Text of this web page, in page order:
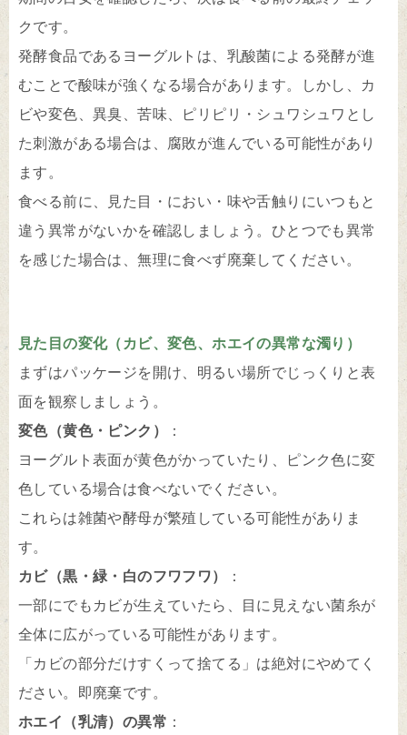
クです。
発酵食品であるヨーグルトは、乳酸菌による発酵が進
むことで酸味が強くなる場合があります。しかし、カ
ビや変色、異臭、苦味、ピリピリ・シュワシュワとし
た刺激がある場合は、腐敗が進んでいる可能性があり
ます。
食べる前に、見た目・におい・味や舌触りにいつもと
違う異常がないかを確認しましょう。ひとつでも異常
を感じた場合は、無理に食べず廃棄してください。
見た目の変化（カビ、変色、ホエイの異常な濁り）
まずはパッケージを開け、明るい場所でじっくりと表
面を観察しましょう。
変色（黄色・ピンク）
：
ヨーグルト表面が黄色がかっていたり、ピンク色に変
色している場合は食べないでください。
これらは雑菌や酵母が繁殖している可能性がありま
す。
カビ（黒・緑・白のフワフワ）
：
一部にでもカビが生えていたら、目に見えない菌糸が
全体に広がっている可能性があります。
「カビの部分だけすくって捨てる」は絶対にやめてく
ださい。即廃棄です。
ホエイ（乳清）の異常 ：